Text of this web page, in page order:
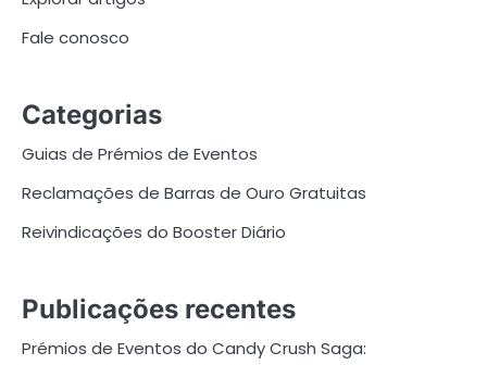
Fale conosco
Categorias
Guias de Prémios de Eventos
Reclamações de Barras de Ouro Gratuitas
Reivindicações do Booster Diário
Publicações recentes
Prémios de Eventos do Candy Crush Saga: